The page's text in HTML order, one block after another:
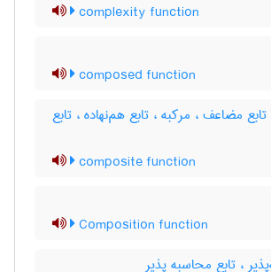
complexity function
composed function
مضاعف ، مرکبه ، تابع هم‌نهاده ، تابع
composite function
Composition function
، تابع محاسبه پذیر